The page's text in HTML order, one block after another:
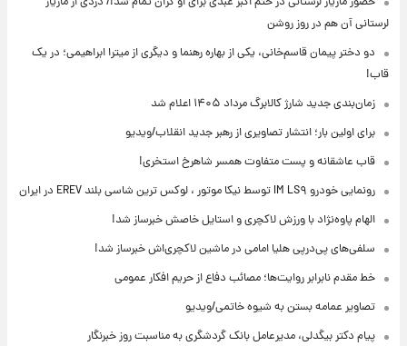
لرستانی آن هم در روز روشن
دو دختر پیمان قاسم‌خانی، یکی از بهاره رهنما و دیگری از میترا ابراهیمی؛ در یک
قاب!
زمان‌بندی جدید شارژ کالابرگ مرداد ۱۴۰۵ اعلام شد
برای اولین بار؛ انتشار تصاویری از رهبر جدید انقلاب/ویدیو
قاب عاشقانه و پست متفاوت همسر شاهرخ استخری!
رونمایی خودرو IM LS۹ توسط نیکا موتور ، لوکس ترین شاسی بلند EREV در ایران
الهام پاوه‌نژاد با ورزش لاکچری و استایل خاصش خبرساز شد!
سلفی‌های پی‌درپی هلیا امامی در ماشین لاکچری‌اش خبرساز شد!
خط مقدم نابرابر روایت‌ها؛ مصائب دفاع از حریم افکار عمومی
تصاویر عمامه بستن به شیوه خاتمی/ویدیو
پیام دکتر بیگدلی، مدیرعامل بانک گردشگری به مناسبت روز خبرنگار